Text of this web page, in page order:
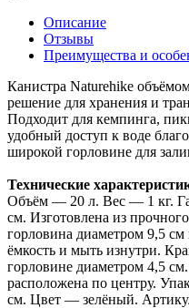
Описание
Отзывы
Преимущества и
Канистра Naturehike
решение для хранения и
Подходит для кемпинга,
удобный доступ к воде
широкой горловине для
Технические
Объём — 20 л. Вес — 1 кг.
см. Изготовлена из
горловина диаметром 9,5 см
ёмкость и мыть изнутри.
горловине диаметром 4,5
расположена по центру.
см. Цвет — зелёный.